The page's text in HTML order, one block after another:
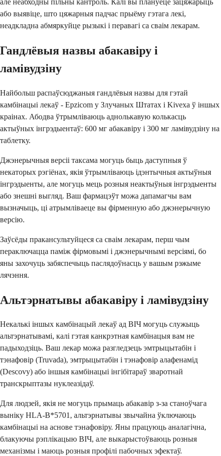
або выявіце, што цяжарныя падчас прыёму гэтага лекі,
неадкладна абмяркуйце рызыкі і перавагі са сваім лекарам.
Гандлёвыя назвы абакавіру і
ламівудзіну
Найбольш распаўсюджаныя гандлёвыя назвы для гэтай
камбінацыі лекаў - Epzicom у Злучаных Штатах і Kivexa ў іншых
краінах. Абодва ўтрымліваюць аднолькавую колькасць
актыўных інгрэдыентаў: 600 мг абакавіру і 300 мг ламівудзіну на
таблетку.
Джэнерычныя версіі таксама могуць быць даступныя ў
некаторых рэгіёнах, якія ўтрымліваюць ідэнтычныя актыўныя
інгрэдыенты, але могуць мець розныя неактыўныя інгрэдыенты
або знешні выгляд. Ваш фармацэўт можа дапамагчы вам
вызначыць, ці атрымліваеце вы фірменную або джэнерычную
версію.
Заўсёды пракансультуйцеся са сваім лекарам, перш чым
пераключацца паміж фірмовымі і джэнерычнымі версіямі, бо
яны захочуць забяспечыць паслядоўнасць у вашым рэжыме
лячэння.
Альтэрнатывы абакавіру і ламівудзіну
Некалькі іншых камбінацый лекаў ад ВІЧ могуць служыць
альтэрнатывамі, калі гэтая канкрэтная камбінацыя вам не
падыходзіць. Ваш лекар можа разгледзець эмтрыцытабін і
тэнафовір (Truvada), эмтрыцытабін і тэнафовір алафенамід
(Descovy) або іншыя камбінацыі інгібітараў зваротнай
транскрыптазы нуклеазідаў.
Для людзей, якія не могуць прымаць абакавір з-за станоўчага
выніку HLA-B*5701, альтэрнатывы звычайна ўключаюць
камбінацыі на аснове тэнафовіру. Яны працуюць аналагічна,
блакуючы рэплікацыю ВІЧ, але выкарыстоўваюць розныя
механізмы і маюць розныя профілі пабочных эфектаў.